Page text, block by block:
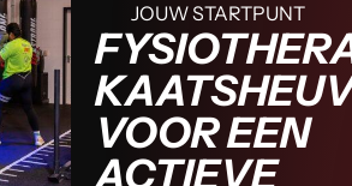
JOUW STARTPUNT
VOOR EEN
ACTIEVE